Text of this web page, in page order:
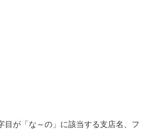
目が「な～の」に該当する支店名、フ